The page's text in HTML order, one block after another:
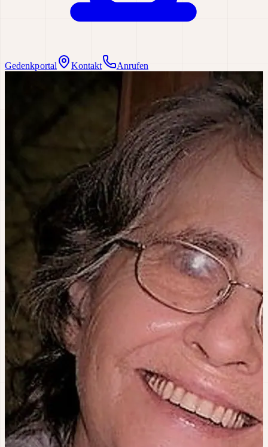
Gedenkportal Kontakt Anrufen